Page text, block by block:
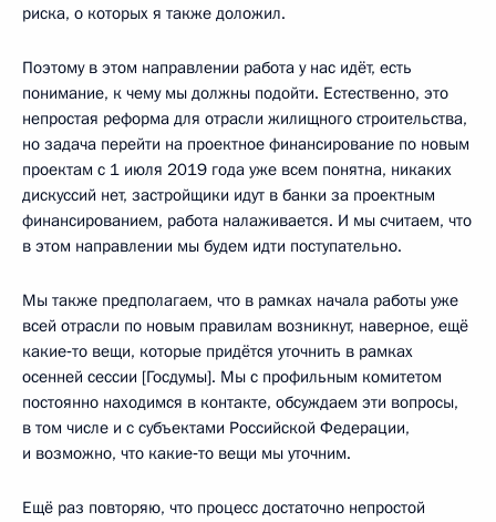
риска, о которых я также доложил.
Поэтому в этом направлении работа у нас идёт, есть
понимание, к чему мы должны подойти. Естественно, это
непростая реформа для отрасли жилищного строительства,
но задача перейти на проектное финансирование по новым
проектам с 1 июля 2019 года уже всем понятна, никаких
дискуссий нет, застройщики идут в банки за проектным
финансированием, работа налаживается. И мы считаем, что
в этом направлении мы будем идти поступательно.
Мы также предполагаем, что в рамках начала работы уже
всей отрасли по новым правилам возникнут, наверное, ещё
какие‑то вещи, которые придётся уточнить в рамках
осенней сессии [Госдумы]. Мы с профильным комитетом
постоянно находимся в контакте, обсуждаем эти вопросы,
в том числе и с субъектами Российской Федерации,
и возможно, что какие‑то вещи мы уточним.
Ещё раз повторяю, что процесс достаточно непростой